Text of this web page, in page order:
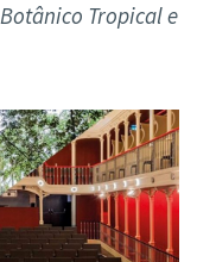
Tropical e